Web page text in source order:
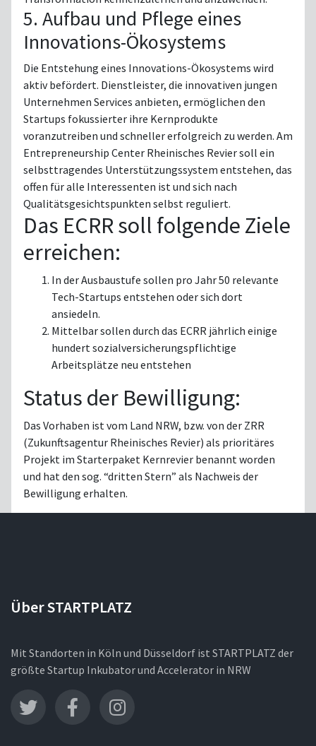
5. Aufbau und Pflege eines
Innovations-Ökosystems
Die Entstehung eines Innovations-Ökosystems wird
aktiv befördert. Dienstleister, die innovativen jungen
Unternehmen Services anbieten, ermöglichen den
Startups fokussierter ihre Kernprodukte
voranzutreiben und schneller erfolgreich zu werden. Am
Entrepreneurship Center Rheinisches Revier soll ein
selbsttragendes Unterstützungssystem entstehen, das
offen für alle Interessenten ist und sich nach
Qualitätsgesichtspunkten selbst reguliert.
Das ECRR soll folgende Ziele
erreichen:
In der Ausbaustufe sollen pro Jahr 50 relevante
Tech-Startups entstehen oder sich dort
ansiedeln.
Mittelbar sollen durch das ECRR jährlich einige
hundert sozialversicherungspflichtige
Arbeitsplätze neu entstehen
Status der Bewilligung:
Das Vorhaben ist vom Land NRW, bzw. von der ZRR
(Zukunftsagentur Rheinisches Revier) als prioritäres
Projekt im Starterpaket Kernrevier benannt worden
und hat den sog. “dritten Stern” als Nachweis der
Bewilligung erhalten.
Über STARTPLATZ
Mit Standorten in Köln und Düsseldorf ist STARTPLATZ der
größte Startup Inkubator und Accelerator in NRW